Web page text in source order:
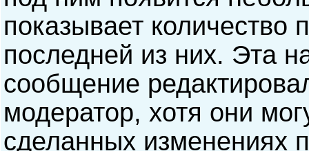
показывает количество
последней из них. Эта
сообщение
модератор, хотя они
сделанных изменениях